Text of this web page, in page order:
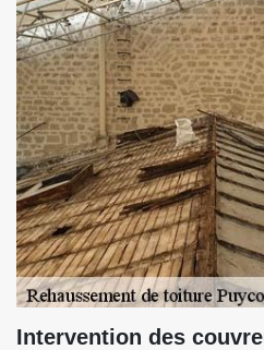
Intervention des